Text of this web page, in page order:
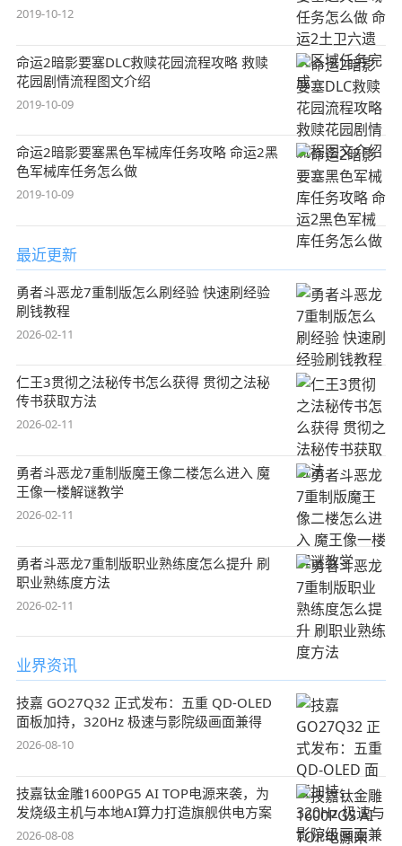
2019-10-12
命运2暗影要塞DLC救赎花园流程攻略 救赎
花园剧情流程图文介绍
2019-10-09
命运2暗影要塞黑色军械库任务攻略 命运2黑
色军械库任务怎么做
2019-10-09
最近更新
勇者斗恶龙7重制版怎么刷经验 快速刷经验
刷钱教程
2026-02-11
仁王3贯彻之法秘传书怎么获得 贯彻之法秘
传书获取方法
2026-02-11
勇者斗恶龙7重制版魔王像二楼怎么进入 魔
王像一楼解谜教学
2026-02-11
勇者斗恶龙7重制版职业熟练度怎么提升 刷
职业熟练度方法
2026-02-11
业界资讯
技嘉 GO27Q32 正式发布：五重 QD-OLED
面板加持，320Hz 极速与影院级画面兼得
2026-08-10
技嘉钛金雕1600PG5 AI TOP电源来袭，为
发烧级主机与本地AI算力打造旗舰供电方案
2026-08-08